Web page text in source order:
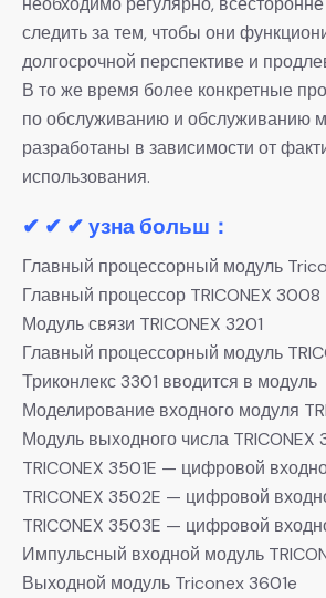
следить за тем, чтобы они
долгосрочной перспективе и
В то же время более конкретные
по обслуживанию и обслуживанию
разработаны в зависимости от
использования.
✔ ✔ ✔ узна больш：
Главный процессорный модуль
Главный процессор TRICONEX 3008
Модуль связи TRICONEX 3201
Главный процессорный модуль
Триконлекс 3301 вводится в модуль
Моделирование входного модуля
Модуль выходного числа TRICONEX
TRICONEX 3501E — цифровой
TRICONEX 3502E — цифровой
TRICONEX 3503E — цифровой
Импульсный входной модуль
Выходной модуль Triconex 3601e